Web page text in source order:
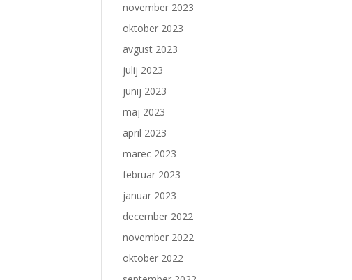
november 2023
oktober 2023
avgust 2023
julij 2023
junij 2023
maj 2023
april 2023
marec 2023
februar 2023
januar 2023
december 2022
november 2022
oktober 2022